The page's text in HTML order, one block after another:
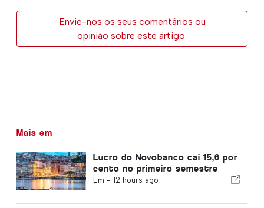
Envie-nos os seus comentários ou
opinião sobre este artigo.
Mais em
Lucro do Novobanco cai 15,6 por
cento no primeiro semestre
Em - 12 hours ago